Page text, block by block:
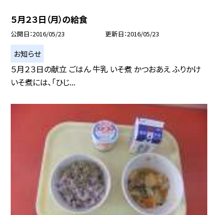
５月２３日（月）の給食
公開日 2016/05/23 更新日 2016/05/23
お知らせ
５月２３日の献立 ごはん 牛乳 いそ煮 かつおあえ ふりかけ
いそ煮には、「ひじ...